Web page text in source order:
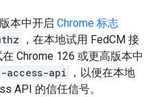
本中开启 Chrome 标志
，在本地试用 FedCM 接
Chrome 126 或更高版本中
access-api
，以便在本地
API 的信任信号。